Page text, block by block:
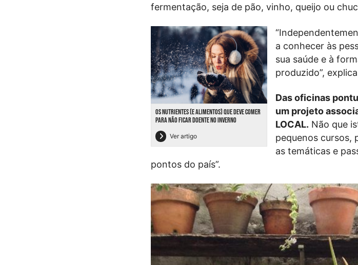
fermentação, seja de pão, vinho, queijo ou
OS NUTRIENTES (E ALIMENTOS) QUE DEVE COMER
PARA NÃO FICAR DOENTE NO INVERNO
Ver artigo
a conhecer às
sua saúde e à
produzido”,
Das oficinas
um projeto
LOCAL. Não que
pequenos cursos,
as temáticas e
pontos do país”.